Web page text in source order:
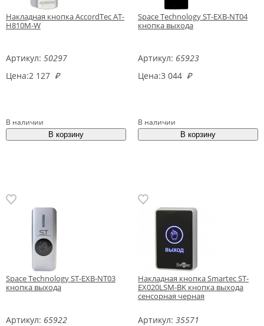
Накладная кнопка AccordTec AT-
H810M-W
Артикул: 50297
Цена:2 127 ₽
В наличии
Space Technology ST-EXB-NT04
кнопка выхода
Артикул: 65923
Цена:3 044 ₽
В наличии
Space Technology ST-EXB-NT03
кнопка выхода
Артикул: 65922
Накладная кнопка Smartec ST-
EX020LSM-BK кнопка выхода
сенсорная черная
Артикул: 35571